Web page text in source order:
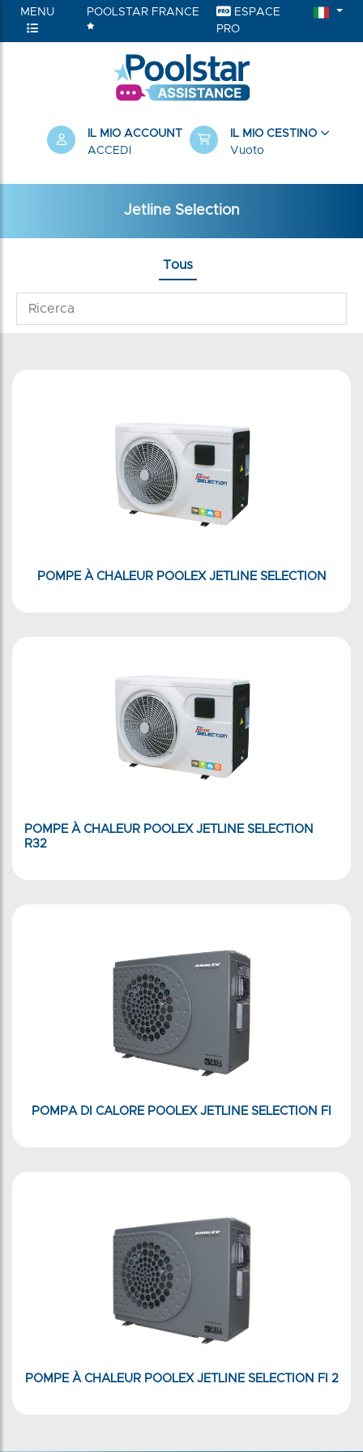
MENU POOLSTAR FRANCE
ESPACE
PRO
IL MIO ACCOUNT
ACCEDI
IL MIO CESTINO
Vuoto
Jetline Selection
Tous
POMPE À CHALEUR POOLEX JETLINE SELECTION
POMPE À CHALEUR POOLEX JETLINE SELECTION
R32
POMPA DI CALORE POOLEX JETLINE SELECTION FI
POMPE À CHALEUR POOLEX JETLINE SELECTION FI 2